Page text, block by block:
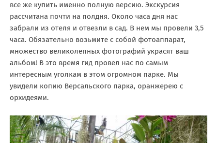
все же купить именно полную версию. Экскурсия
рассчитана почти на полдня. Около часа дня нас
забрали из отеля и отвезли в сад. В нем мы провели 3,5
часа. Обязательно возьмите с собой фотоаппарат,
множество великолепных фотографий украсят ваш
альбом! В это время гид провел нас по самым
интересным уголкам в этом огромном парке. Мы
увидели копию Версальского парка, оранжерею с
орхидеями.